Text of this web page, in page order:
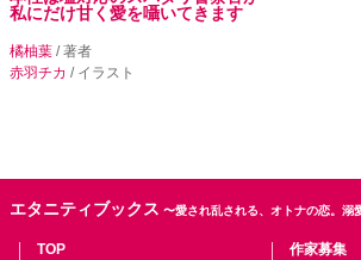
私にだけ甘く愛を囁いてきます
橘柚葉 / 著者
赤羽チカ / イラスト
エタニティブックス 〜愛され乱される、オトナの恋。溺
TOP 作家募集